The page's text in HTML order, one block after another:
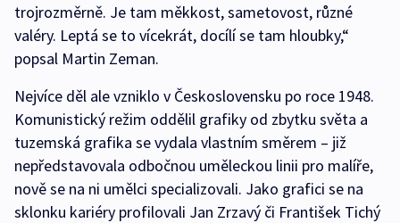
trojrozměrně. Je tam měkkost, sametovost, různé
valéry. Leptá se to vícekrát, docílí se tam hloubky,“
popsal Martin Zeman.
Nejvíce děl ale vzniklo v Československu po roce 1948.
Komunistický režim oddělil grafiky od zbytku světa a
tuzemská grafika se vydala vlastním směrem – již
nepředstavovala odbočnou uměleckou linii pro malíře,
nově se na ni umělci specializovali. Jako grafici se na
sklonku kariéry profilovali Jan Zrzavý či František Tichý